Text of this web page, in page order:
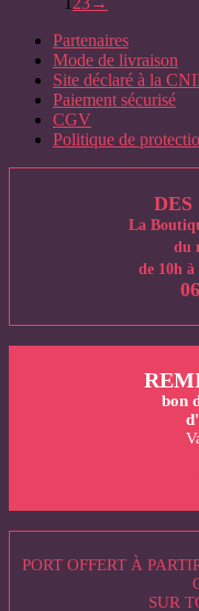
Partenaires
Mode de livraison
Site déclaré à la
Paiement sécurisé
CGV
Politique de
DES
La
du
de 10h à
bon
PORT OFFERT À
SUR